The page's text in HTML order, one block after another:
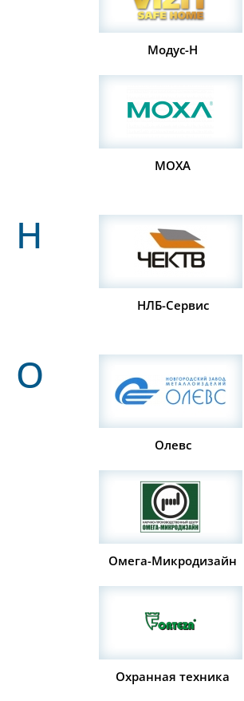
Модус-Н
МОХА
Н
НЛБ-Сервис
О
Олевс
Омега-Микродизайн
Охранная техника